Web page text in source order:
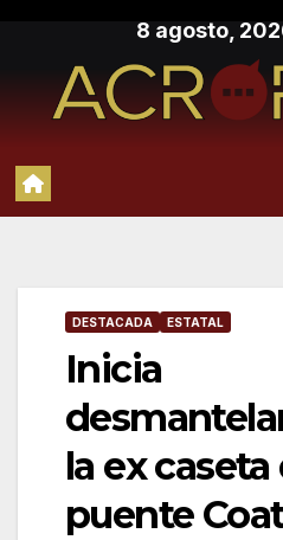
contenido
8 agosto,
DESTACADA ESTATAL
Inicia
la ex caseta
puente